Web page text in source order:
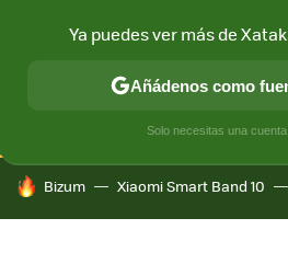
CONECTIVIDAD MÓVIL Y
HOY SE HABLA DE
Bizum Xiaomi Smart Band 10
Ya puedes ver más de
Añádenos como
Solo necesitas una